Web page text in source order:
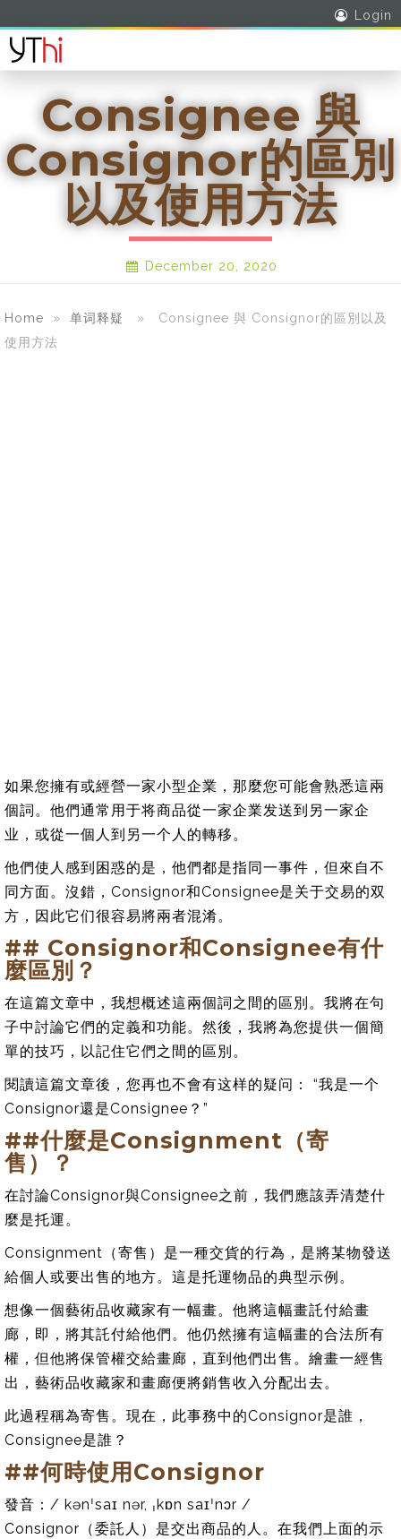
Login
Consignee 與
Consignor的區別
以及使用方法
December 20, 2020
Home » 单词释疑
» Consignee 與 Consignor的區別以及
使用方法
如果您擁有或經營一家小型企業，那麼您可能會熟悉這兩
個詞。他們通常用于将商品從一家企業发送到另一家企
业，或從一個人到另一个人的轉移。
他們使人感到困惑的是，他們都是指同一事件，但來自不
同方面。沒錯，Consignor和Consignee是关于交易的双
方，因此它们很容易將兩者混淆。
## Consignor和Consignee有什
麼區別？
在這篇文章中，我想概述這兩個詞之間的區別。我將在句
子中討論它們的定義和功能。然後，我將為您提供一個簡
單的技巧，以記住它們之間的區別。
閱讀這篇文章後，您再也不會有这样的疑问： “我是一个
Consignor還是Consignee？”
##什麼是Consignment（寄
售）？
在討論Consignor與Consignee之前，我們應該弄清楚什
麼是托運。
Consignment（寄售）是一種交貨的行為，是將某物發送
給個人或要出售的地方。這是托運物品的典型示例。
想像一個藝術品收藏家有一幅畫。他將這幅畫託付給畫
廊，即，將其託付給他們。他仍然擁有這幅畫的合法所有
權，但他將保管權交給畫廊，直到他們出售。繪畫一經售
出，藝術品收藏家和畫廊便將銷售收入分配出去。
此過程稱為寄售。現在，此事務中的Consignor是誰，
Consignee是誰？
##何時使用Consignor
發音：/ kənˈsaɪ nər, ˌkɒn saɪˈnɔr /
Consignor（委託人）是交出商品的人。在我們上面的示